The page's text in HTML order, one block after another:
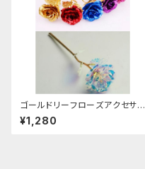
ゴールドリーフローズアクセサリ
ー
¥1,280